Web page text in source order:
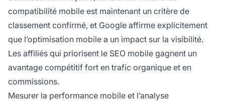
compatibilité mobile est maintenant un critère de
classement confirmé, et Google affirme explicitement
que l’optimisation mobile a un impact sur la visibilité.
Les affiliés qui priorisent le SEO mobile gagnent un
avantage compétitif fort en trafic organique et en
commissions.
Mesurer la performance mobile et l’analyse